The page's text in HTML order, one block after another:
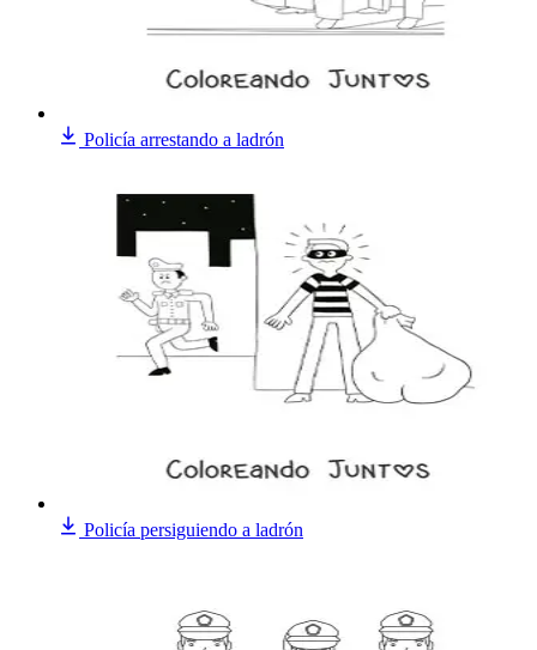
Policía arrestando a ladrón
Policía persiguiendo a ladrón